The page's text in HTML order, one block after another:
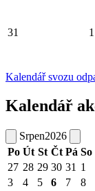
31 1
Kalendář svozu
Kalendář
Srpen2026
Po Út St Čt Pá So
27 28 29 30 31 1
3
4 5 6 7 8